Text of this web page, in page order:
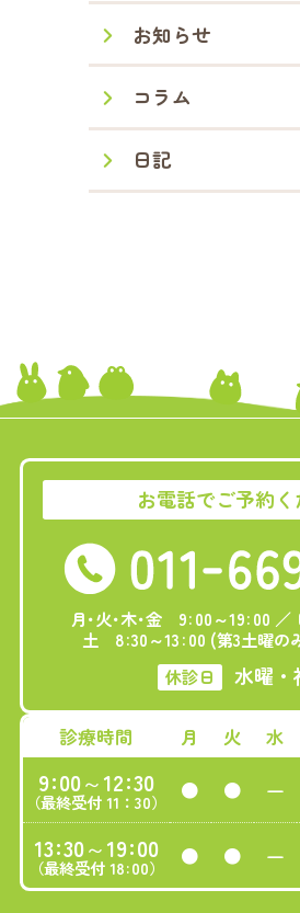
お知らせ
コラム
日記
お電話でご予約
月･火･木･金 9:00～19:00
土 8:30～13:00 (第3土曜の
休診日
水曜・
診療時間 月 火 水
9:00～12:30
（最終受付 11：30） ● ● -
13:30～19:00
（最終受付 18:00） ● ● -